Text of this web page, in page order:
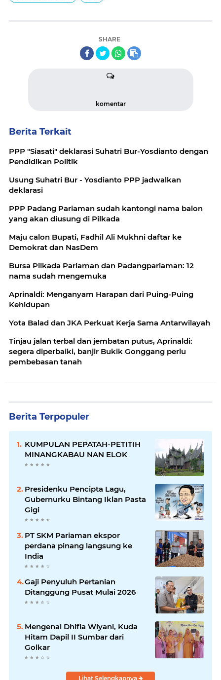
SHARE
komentar
Berita Terkait
PPP "Siasati" deklarasi Suhatri Bur-Yosdianto dengan
Pendidikan Politik
Usung Suhatri Bur - Yosdianto PPP jadwalkan
deklarasi
PPP Padang Pariaman sudah kantongi nama balon
yang akan diusung di Pilkada
Maju calon Bupati, Fadhil Ali Mukhni daftar ke
Demokrat dan NasDem
Bursa Pilkada Pariaman dan Padangpariaman: 12
nama sudah mengemuka
Aprinaldi: Menganyam Harapan dari Puing-Puing
Kehidupan
Yota Balad dan JKA Perkuat Kerja Sama Antarwilayah
Tinjau jalan terbal dan jembatan putus, Aprinaldi:
segera diperbaiki, banjir Bukik Gonggang perlu
pembebasan tanah
Berita Terpopuler
KUMPULAN PEPATAH-PETITIH
MINANGKABAU NAN ELOK
Presidenku Pencipta Lagu,
Gubernurku Bintang Iklan Pasta
Gigi
PT SKM Pariaman ekspor
perdana pinang langsung ke
India
Gaji Penyuluh Pertanian
Ditanggung Pusat Mulai 2026
Mengenal Dhifla Wiyani, Kuda
Hitam Dapil II Sumbar dari
Golkar
Lihat Selengkapnya